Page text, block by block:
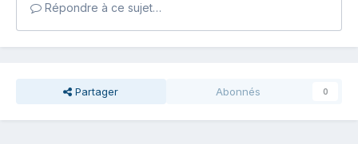
Répondre à ce sujet…
Partager Abonnés 0